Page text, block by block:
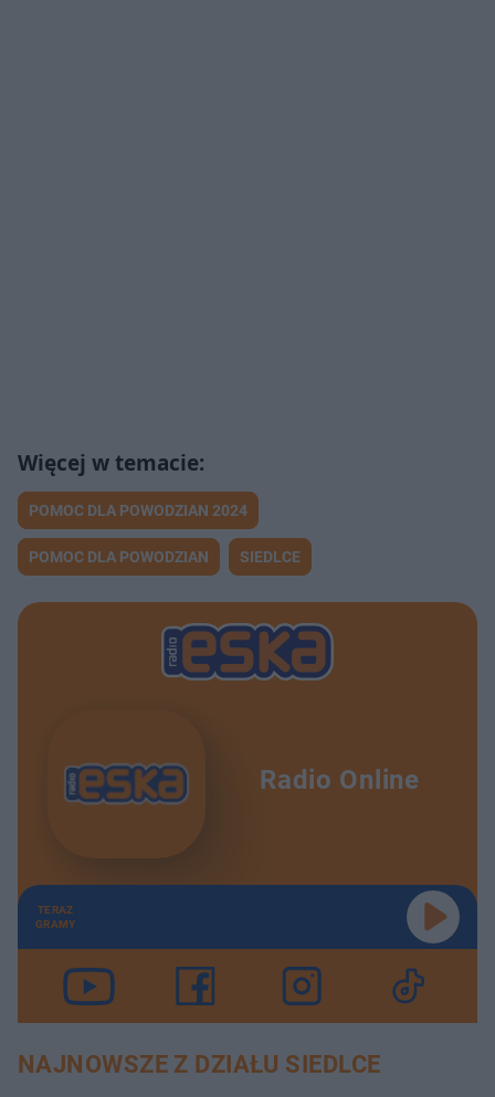
POMOC DLA POWODZIAN 2024
POMOC DLA POWODZIAN SIEDLCE
Radio Online
TERAZ
GRAMY
NAJNOWSZE Z DZIAŁU SIEDLCE